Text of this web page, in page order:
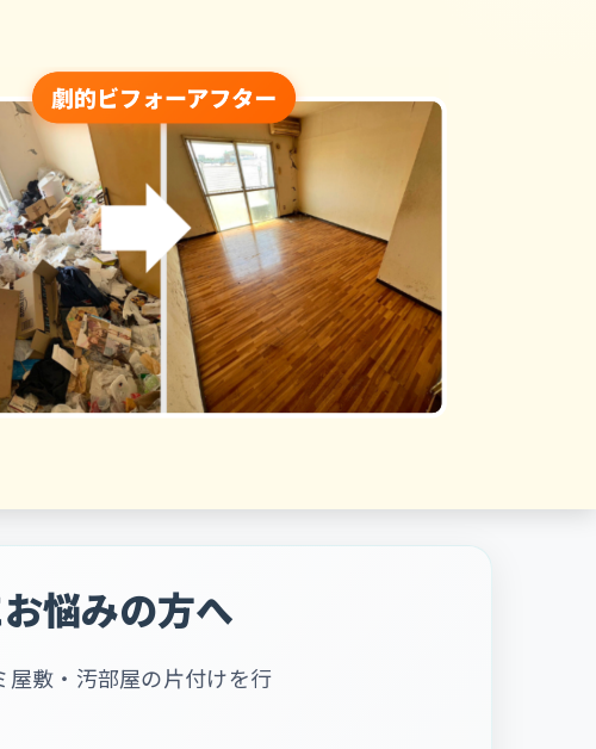
悩みの方へ
敷・汚部屋の片付けを行